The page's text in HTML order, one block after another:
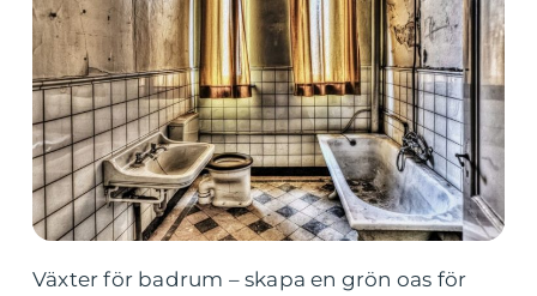
Växter för badrum – skapa en grön oas för